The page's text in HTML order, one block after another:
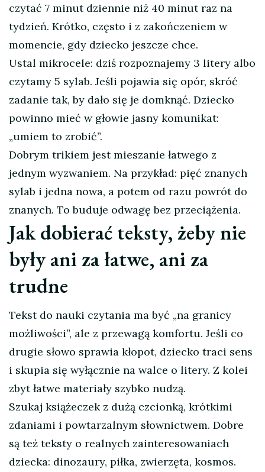
czytać 7 minut dziennie niż 40 minut raz na
tydzień. Krótko, często i z zakończeniem w
momencie, gdy dziecko jeszcze chce.
Ustal mikrocele: dziś rozpoznajemy 3 litery albo
czytamy 5 sylab. Jeśli pojawia się opór, skróć
zadanie tak, by dało się je domknąć. Dziecko
powinno mieć w głowie jasny komunikat:
„umiem to zrobić”.
Dobrym trikiem jest mieszanie łatwego z
jednym wyzwaniem. Na przykład: pięć znanych
sylab i jedna nowa, a potem od razu powrót do
znanych. To buduje odwagę bez przeciążenia.
Jak dobierać teksty, żeby nie
były ani za łatwe, ani za
trudne
Tekst do nauki czytania ma być „na granicy
możliwości”, ale z przewagą komfortu. Jeśli co
drugie słowo sprawia kłopot, dziecko traci sens
i skupia się wyłącznie na walce o litery. Z kolei
zbyt łatwe materiały szybko nudzą.
Szukaj książeczek z dużą czcionką, krótkimi
zdaniami i powtarzalnym słownictwem. Dobre
są też teksty o realnych zainteresowaniach
dziecka: dinozaury, piłka, zwierzęta, kosmos.